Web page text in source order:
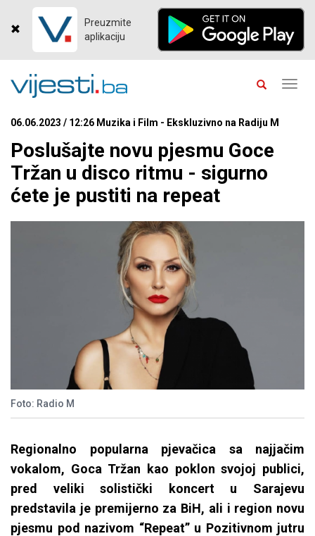
Preuzmite
aplikaciju
06.06.2023 / 12:26 Muzika i Film - Ekskluzivno na Radiju M
Poslušajte novu pjesmu Goce
Tržan u disco ritmu - sigurno
ćete je pustiti na repeat
Foto: Radio M
Regionalno popularna pjevačica sa najjačim
vokalom, Goca Tržan kao poklon svojoj publici,
pred veliki solistički koncert u Sarajevu
predstavila je premijerno za BiH, ali i region novu
pjesmu pod nazivom “Repeat” u Pozitivnom jutru